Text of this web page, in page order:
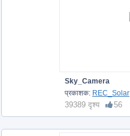
Sky_Camera
प्रकाशक: REC_Solar
39389 दृश्य 56